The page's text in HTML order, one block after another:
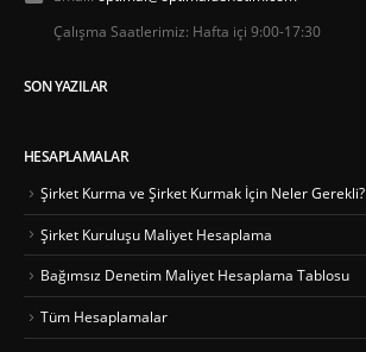
Çalışma Saatlerimiz: Hafta içi 9:00-17:30
SON YAZILAR
HESAPLAMALAR
Şirket Kurma ve Şirket Kurmak İçin Neler Gerekli?
Şirket Kuruluşu Maliyet Hesaplama
Bağımsız Denetim Maliyet Hesaplama Tablosu
Tüm Hesaplamalar